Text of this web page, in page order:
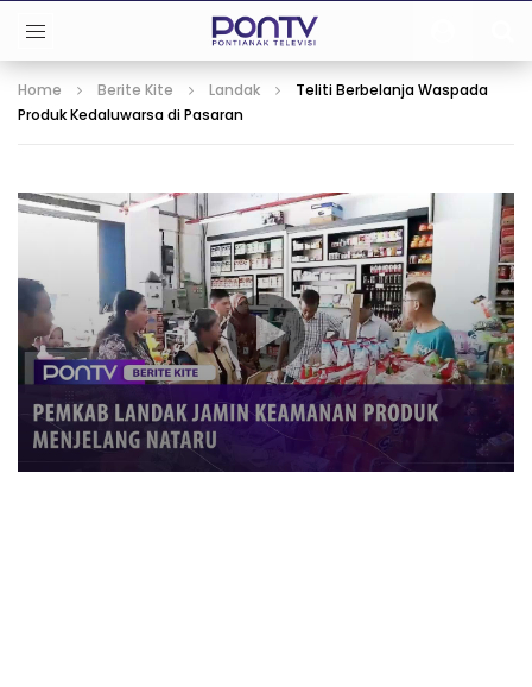
Home Berite Kite Landak
Teliti Berbelanja Waspada
Produk Kedaluwarsa di Pasaran